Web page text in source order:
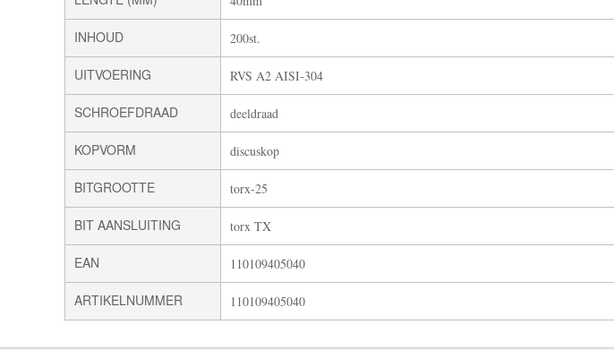
INHOUD 200st.
UITVOERING RVS A2 AISI-304
SCHROEFDRAAD deeldraad
KOPVORM discuskop
BITGROOTTE torx-25
BIT AANSLUITING torx TX
EAN 110109405040
ARTIKELNUMMER 110109405040